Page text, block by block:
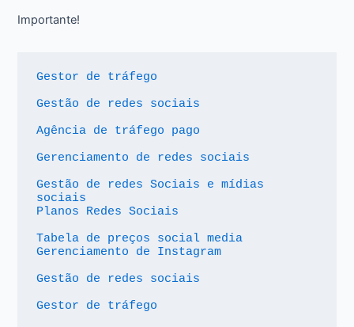
Importante!
Gestor de tráfego
Gestão de redes sociais
Agência de tráfego pago
Gerenciamento de redes sociais
Gestão de redes Sociais e mídias
sociais
Planos Redes Sociais
Tabela de preços social media
Gerenciamento de Instagram
Gestão de redes sociais
Gestor de tráfego